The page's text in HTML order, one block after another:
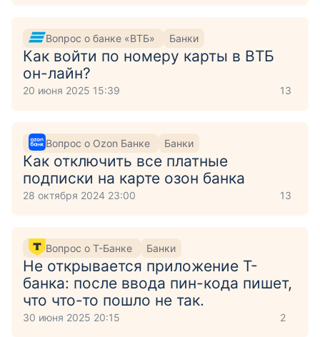
Вопрос о банке «ВТБ» Банки
Как войти по номеру карты в ВТБ
он-лайн?
20 июня 2025 15:39 13
Вопрос о Ozon Банке Банки
Как отключить все платные
подписки на карте озон банка
28 октября 2024 23:00 13
Вопрос о Т-Банке Банки
Не открывается приложение Т-
банка: после ввода пин-кода пишет,
что что-то пошло не так.
30 июня 2025 20:15 2